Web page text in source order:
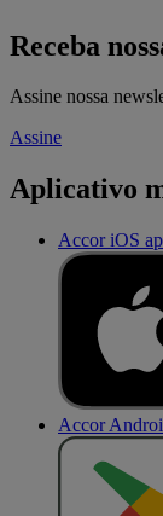
Receba
Assine nossa
Assine
Aplicativo
Accor iOS
Accor